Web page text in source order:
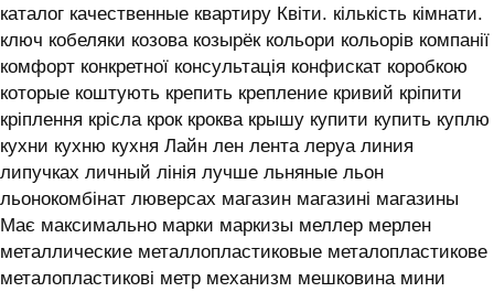
каталог качественные квартиру Квіти. кількість кімнати.
ключ кобеляки козова козырёк кольори кольорів компанії
комфорт конкретної консультація конфискат коробкою
которые коштують крепить крепление кривий кріпити
кріплення крісла крок кроква крышу купити купить куплю
кухни кухню кухня ‎Лайн лен лента леруа линия
липучках личный лінія лучше льняные льон
льонокомбінат люверсах магазин магазині магазины
Має максимально марки маркизы меллер мерлен
металлические металлопластиковые металопластикове
металопластикові метр механизм мешковина мини